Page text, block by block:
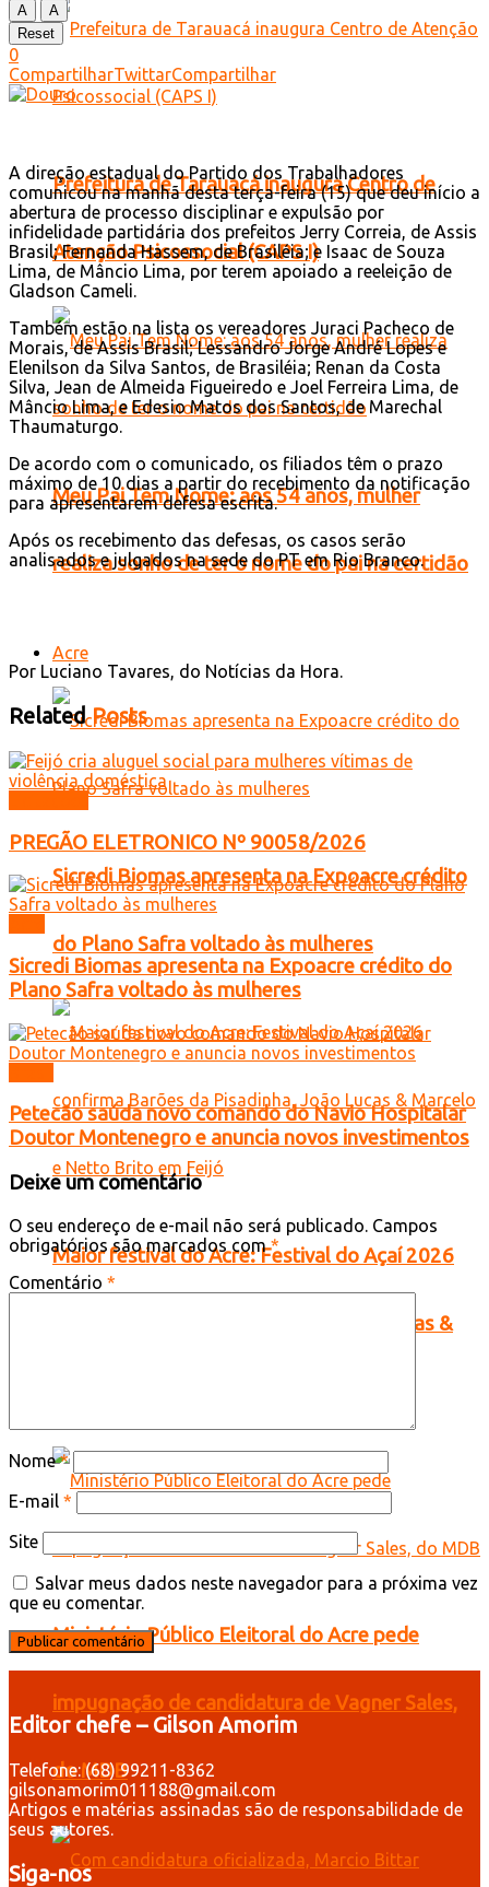
Prefeitura de Tarauacá inaugura Centro de
Atenção Psicossocial (CAPS I)
Meu Pai Tem Nome: aos 54 anos, mulher
realiza sonho de ter o nome do pai na certidão
Acre
Sicredi Biomas apresenta na Expoacre crédito
do Plano Safra voltado às mulheres
Maior festival do Acre: Festival do Açaí 2026
confirma Barões da Pisadinha, João Lucas &
Ministério Público Eleitoral do Acre pede
impugnação de candidatura de Vagner Sales,
do MDB
A
A
Reset
0
CompartilharTwittarCompartilhar
A direção estadual do Partido dos Trabalhadores
comunicou na manhã desta terça-feira (15) que deu início a
abertura de processo disciplinar e expulsão por
infidelidade partidária dos prefeitos Jerry Correia, de Assis
Brasil; Fernanda Hassem, de Brasiléia; e Isaac de Souza
Lima, de Mâncio Lima, por terem apoiado a reeleição de
Gladson Cameli.
Também estão na lista os vereadores Juraci Pacheco de
Morais, de Assis Brasil; Lessandro Jorge André Lopes e
Elenilson da Silva Santos, de Brasiléia; Renan da Costa
Silva, Jean de Almeida Figueiredo e Joel Ferreira Lima, de
Mâncio Lima, e Edesio Matos dos Santos, de Marechal
Thaumaturgo.
De acordo com o comunicado, os filiados têm o prazo
máximo de 10 dias a partir do recebimento da notificação
para apresentarem defesa escrita.
Após os recebimento das defesas, os casos serão
analisados e julgados na sede do PT em Rio Branco.
Por Luciano Tavares, do Notícias da Hora.
RelatedPosts
PREGÃO ELETRONICO Nº 90058/2026
Sicredi Biomas apresenta na Expoacre crédito do
Plano Safra voltado às mulheres
Petecão saúda novo comando do Navio Hospitalar
Doutor Montenegro e anuncia novos investimentos
Deixe um comentário
O seu endereço de e-mail não será publicado. Campos
obrigatórios são marcados com*
Comentário *
Nome*
E-mail *
Site
Salvar meus dados neste navegador para a próxima vez
que eu comentar.
Editor chefe – Gilson Amorim
Telefone: (68) 99211-8362
gilsonamorim011188@gmail.com
Artigos e matérias assinadas são de responsabilidade de
seus autores.
Siga-nos